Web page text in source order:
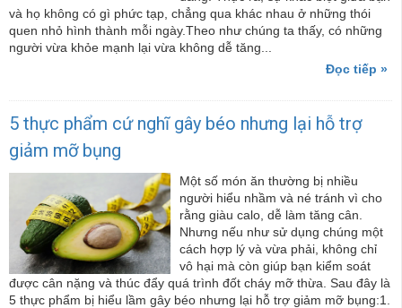
và họ không có gì phức tạp, chẳng qua khác nhau ở những thói
quen nhỏ hình thành mỗi ngày.Theo như chúng ta thấy, có những
người vừa khỏe mạnh lại vừa không dễ tăng...
Đọc tiếp »
5 thực phẩm cứ nghĩ gây béo nhưng lại hỗ trợ
giảm mỡ bụng
Một số món ăn thường bị nhiều
người hiểu nhầm và né tránh vì cho
rằng giàu calo, dễ làm tăng cân.
Nhưng nếu như sử dụng chúng một
cách hợp lý và vừa phải, không chỉ
vô hại mà còn giúp bạn kiểm soát
được cân nặng và thúc đẩy quá trình đốt cháy mỡ thừa. Sau đây là
5 thực phẩm bị hiểu lầm gây béo nhưng lại hỗ trợ giảm mỡ bụng:1.